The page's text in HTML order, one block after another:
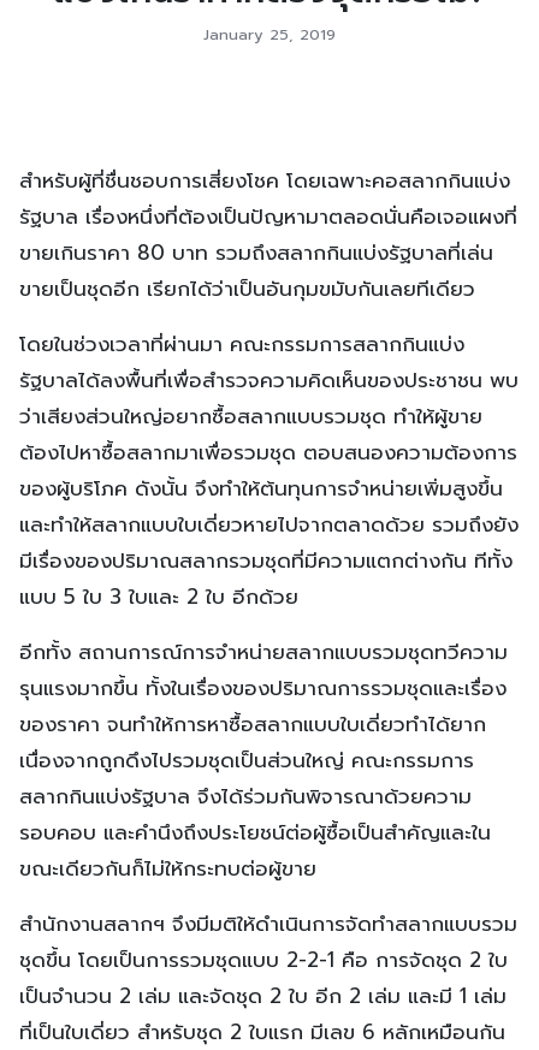
January 25, 2019
สำหรับผู้ที่ชื่นชอบการเสี่ยงโชค โดยเฉพาะคอสลากกินแบ่ง
รัฐบาล เรื่องหนึ่งที่ต้องเป็นปัญหามาตลอดนั่นคือเจอแผงที่
ขายเกินราคา 80 บาท รวมถึงสลากกินแบ่งรัฐบาลที่เล่น
ขายเป็นชุดอีก เรียกได้ว่าเป็นอันกุมขมับกันเลยทีเดียว
โดยในช่วงเวลาที่ผ่านมา คณะกรรมการสลากกินแบ่ง
รัฐบาลได้ลงพื้นที่เพื่อสำรวจความคิดเห็นของประชาชน พบ
ว่าเสียงส่วนใหญ่อยากซื้อสลากแบบรวมชุด ทำให้ผู้ขาย
ต้องไปหาซื้อสลากมาเพื่อรวมชุด ตอบสนองความต้องการ
ของผู้บริโภค ดังนั้น จึงทำให้ต้นทุนการจำหน่ายเพิ่มสูงขึ้น
และทำให้สลากแบบใบเดี่ยวหายไปจากตลาดด้วย รวมถึงยัง
มีเรื่องของปริมาณสลากรวมชุดที่มีความแตกต่างกัน ทีทั้ง
แบบ 5 ใบ 3 ใบและ 2 ใบ อีกด้วย
อีกทั้ง สถานการณ์การจำหน่ายสลากแบบรวมชุดทวีความ
รุนแรงมากขึ้น ทั้งในเรื่องของปริมาณการรวมชุดและเรื่อง
ของราคา จนทำให้การหาซื้อสลากแบบใบเดี่ยวทำได้ยาก
เนื่องจากถูกดึงไปรวมชุดเป็นส่วนใหญ่ คณะกรรมการ
สลากกินแบ่งรัฐบาล จึงได้ร่วมกันพิจารณาด้วยความ
รอบคอบ และคำนึงถึงประโยชน์ต่อผู้ซื้อเป็นสำคัญและใน
ขณะเดียวกันก็ไม่ให้กระทบต่อผู้ขาย
สำนักงานสลากฯ จึงมีมติให้ดำเนินการจัดทำสลากแบบรวม
ชุดขึ้น โดยเป็นการรวมชุดแบบ 2-2-1 คือ การจัดชุด 2 ใบ
เป็นจำนวน 2 เล่ม และจัดชุด 2 ใบ อีก 2 เล่ม และมี 1 เล่ม
ที่เป็นใบเดี่ยว สำหรับชุด 2 ใบแรก มีเลข 6 หลักเหมือนกัน